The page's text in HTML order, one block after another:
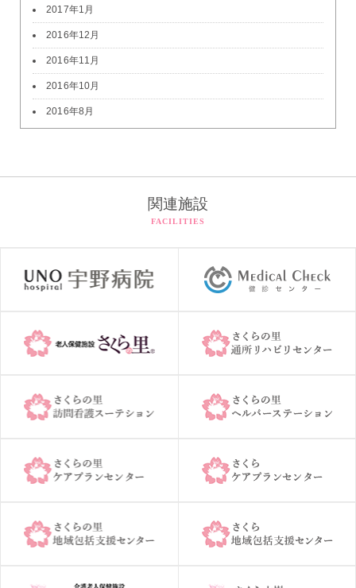
2017年1月
2016年12月
2016年11月
2016年10月
2016年8月
関連施設
FACILITIES